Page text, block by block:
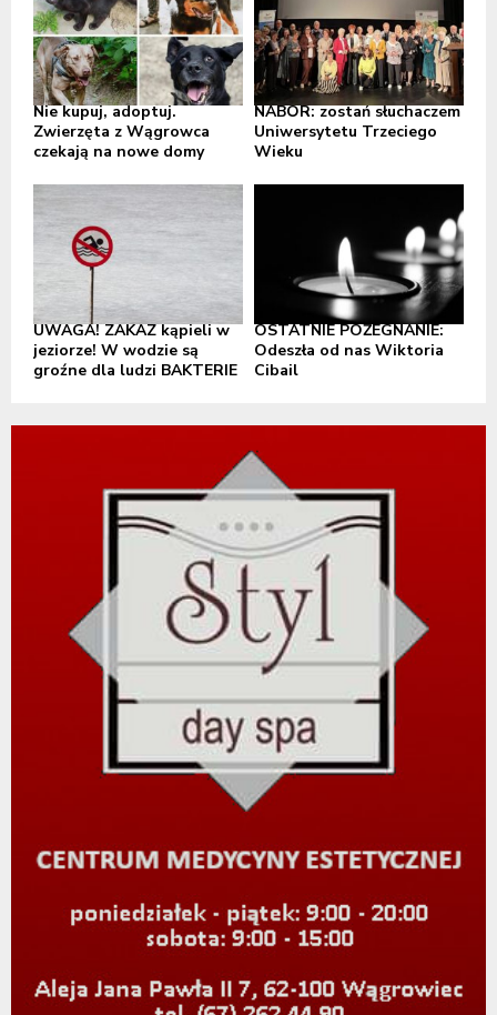
Nie kupuj, adoptuj.
Zwierzęta z Wągrowca
czekają na nowe domy
NABÓR: zostań słuchaczem
Uniwersytetu Trzeciego
Wieku
UWAGA! ZAKAZ kąpieli w
jeziorze! W wodzie są
groźne dla ludzi BAKTERIE
OSTATNIE POŻEGNANIE:
Odeszła od nas Wiktoria
Cibail